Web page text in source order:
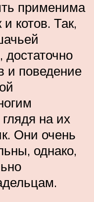
применима
котов. Так,
достаточно
и поведение
на их
Они очень
однако,